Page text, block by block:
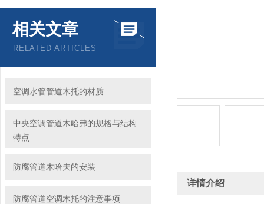
相关文章
RELATED ARTICLES
空调水管管道木托的材质
中央空调管道木哈弗的规格与结构
特点
防腐管道木哈夫的安装
防腐管道空调木托的注意事项
详情介绍